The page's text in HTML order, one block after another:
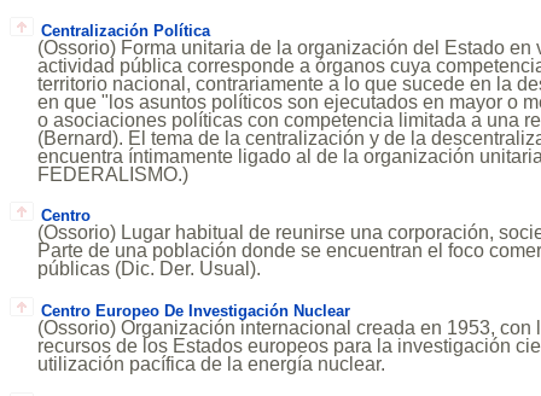
Centralización Política
(Ossorio) Forma unitaria de la organización del Estado en
actividad pública corresponde a órganos cuya
territorio nacional, contrariamente a lo que sucede en la
en que "los asuntos políticos son ejecutados en mayor o
o asociaciones políticas con competencia limitada a una
(Bernard). El tema de la centralización y de la
encuentra íntimamente ligado al de la organización
FEDERALISMO.)
Centro
(Ossorio) Lugar habitual de reunirse una corporación,
Parte de una población donde se encuentran el foco
públicas (Dic. Der. Usual).
Centro Europeo De Investigación Nuclear
(Ossorio) Organización internacional creada en 1953,
recursos de los Estados europeos para la investigación
utilización pacífica de la energía nuclear.